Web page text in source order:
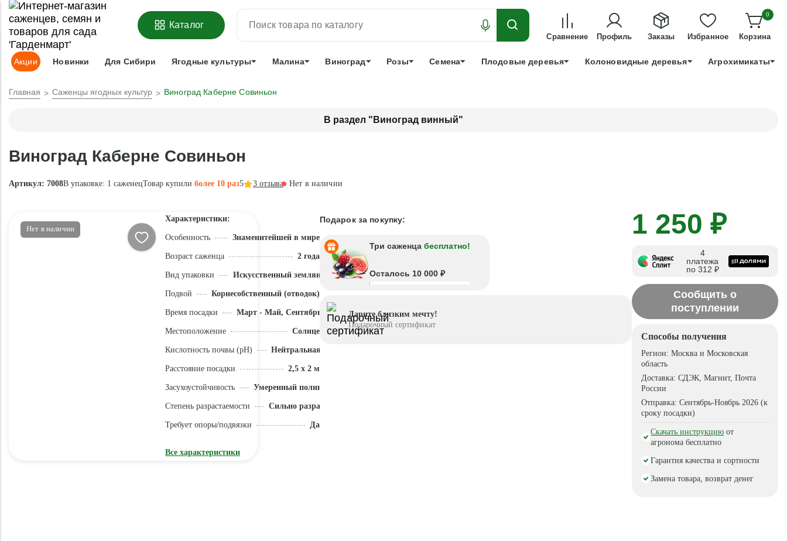
ОФОРМИТЬПРЕДЗАКАЗ =ЗАБРОНИРОВАТЬЛУЧШЕЕ ДЛЯ ТЕХ, КТО УСПЕЕТ!
Адрес доставки:Москва Доставка и оплата Гарантии +7 991 898 83 30
Каталог
Сравнение Профиль Заказы Избранное
0
Корзина
Акции Новинки Для Сибири Ягодные культуры Малина Виноград Розы Семена Плодовые деревья Колоновидные деревья Агрохимикаты
Главная Саженцы ягодных культур Виноград Каберне Совиньон
В раздел "Виноград винный"
Виноград Каберне Совиньон
Артикул: 7008В упаковке: 1 саженецТовар купили более 10 раз5 3 отзыва Нет в наличии
Нет в наличии
Характеристики:
Особенность Знаменитейшей в мире
Возраст саженца 2 года
Вид упаковки Искусственный земляной ком
Подвой Корнесобственный (отводок)
Время посадки Март - Май, Сентябрь - Октябрь
Местоположение Солнце
Кислотность почвы (pH) Нейтральная (5,5 - 7)
Расстояние посадки 2,5 x 2 м
Засухоустойчивость Умеренный полив
Степень разрастаемости Сильно разрастается
Требует опоры/подвязки Да
Все характеристики
Подарок за покупку:
Три саженца бесплатно!
Осталось 10 000 ₽
Дарите близким мечту!
Подарочный сертификат
1 250 ₽
4
платежа
по 312 ₽
Сообщить о
поступлении
Способы получения
Регион:Москва и Московская
область
Доставка:СДЭК, Магнит, Почта
России
Отправка:Сентябрь-Ноябрь 2026 (к
сроку посадки)
Скачать инструкцию от
агронома бесплатно
Гарантия качества и сортности
Замена товара, возврат денег